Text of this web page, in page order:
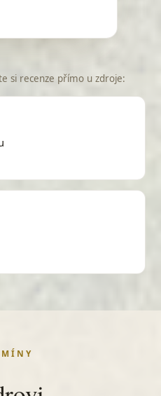
si recenze přímo u zdroje: